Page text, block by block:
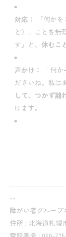
対応：
「何か
ど）」ことを無
す」と、 休むこ
声かけ：
「何
ださいね。私は
して、つかず離
けます。
--
障がい者グルー
住所 : 北海道札幌